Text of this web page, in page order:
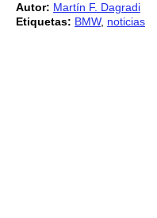
Autor: Martín F. Dagradi
Etiquetas: BMW, noticias